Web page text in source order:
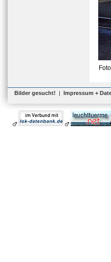
Bilder gesucht! | Impressum +